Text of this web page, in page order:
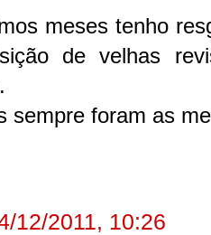
meses tenho
de velhas
sempre foram as
12/2011, 10:26